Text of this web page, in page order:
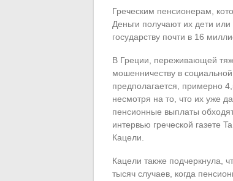
Греческим пенсионерам,
Деньги получают их дети
государству почти в 16
В Греции, переживающей
мошенничеству в
предполагается, примерно
несмотря на то, что их уже
пенсионные выплаты
интервью греческой газете
Кацели.
Кацели также подчеркнула,
тысяч случаев, когда